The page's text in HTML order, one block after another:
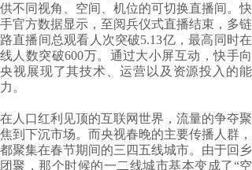
供不同视角、空间、机位的可切换直播间。快
手官方数据显示，至阅兵仪式直播结束，多链
路直播间总观看人次突破5.13亿，最高同时在
线人数突破600万。通过大小屏互动，快手向
央视展现了其技术、运营以及资源投入的能
力。
在人口红利见顶的互联网世界，流量的争夺聚
焦到下沉市场。而央视春晚的主要传播人群，
都聚集在春节期间的三四五线城市。由于回乡
团聚，那个时候的一二线城市基本变成了“空